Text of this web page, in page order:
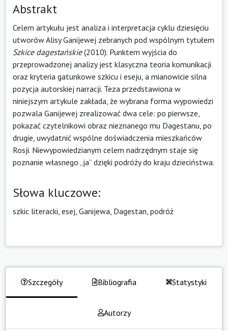
Abstrakt
Celem artykułu jest analiza i interpretacja cyklu dziesięciu
utworów Alisy Ganijewej zebranych pod wspólnym tytułem
Szkice dagestańskie(2010). Punktem wyjścia do
przeprowadzonej analizy jest klasyczna teoria komunikacji
oraz kryteria gatunkowe szkicu i eseju, a mianowicie silna
pozycja autorskiej narracji. Teza przedstawiona w
niniejszym artykule zakłada, że wybrana forma wypowiedzi
pozwala Ganijewej zrealizować dwa cele: po pierwsze,
pokazać czytelnikowi obraz nieznanego mu Dagestanu, po
drugie, uwydatnić wspólne doświadczenia mieszkańców
Rosji. Niewypowiedzianym celem nadrzędnym staje się
poznanie własnego „ja” dzięki podróży do kraju dzieciństwa.
Słowa kluczowe:
szkic literacki, esej, Ganijewa, Dagestan, podróż
Szczegóły Bibliografia Statystyki
Autorzy